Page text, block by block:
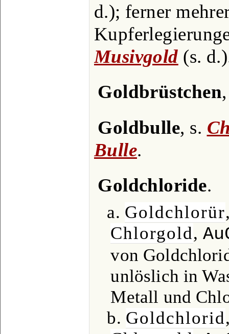
d.); ferner
Musivgold (s.
Goldbrüstchen
Goldbulle, s.
Bulle.
Goldchloride.
a. Goldchlorür
Chlorgold,
von
unlöslich in
Metall und
b. Goldchlorid